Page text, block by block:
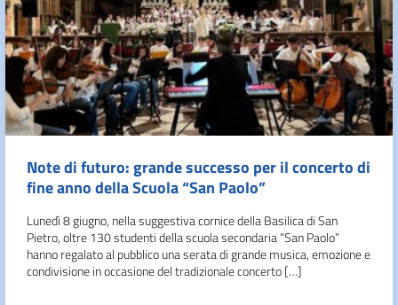
Note di futuro: grande successo per il concerto di
fine anno della Scuola “San Paolo”
Lunedì 8 giugno, nella suggestiva cornice della Basilica di San
Pietro, oltre 130 studenti della scuola secondaria “San Paolo”
hanno regalato al pubblico una serata di grande musica, emozione e
condivisione in occasione del tradizionale concerto […]